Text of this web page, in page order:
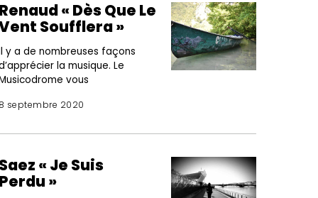
« Dès Que Le
Soufflera »
y a de nombreuses façons
la musique. Le
vous
septembre 2020
« Je Suis
»